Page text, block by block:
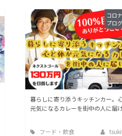
コロ
プロ
暮らしに寄り添うキッチンカー。
元気になるカレーを街中の人に届
フード・飲食